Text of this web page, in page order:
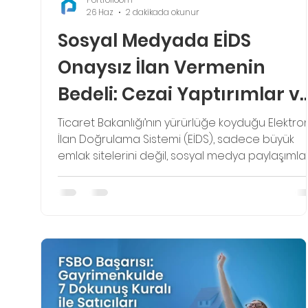
Sosyal Medyada EİDS
Onaysız İlan Vermenin
Bedeli: Cezai Yaptırımlar ve
Bilmeniz Gerekenler
Ticaret Bakanlığı’nın yürürlüğe koyduğu
İlan Doğrulama Sistemi (EİDS), sadece büyük
emlak sitelerini değil, sosyal medya
da kapsıyor! Instagram, Facebook gibi
platformlarda yetki belgesiz ve onaysız
ticari uygulama yaptırımları hakkında bilmeniz
gereken tüm hukuki detaylar bu yazımızda.
26 Haz
2 dakikada okunur